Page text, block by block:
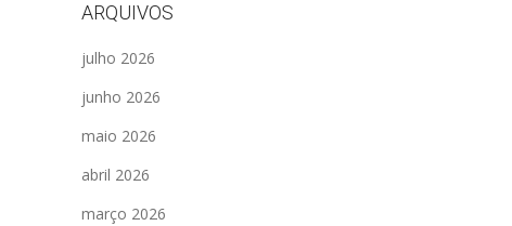
ARQUIVOS
julho 2026
junho 2026
maio 2026
abril 2026
março 2026